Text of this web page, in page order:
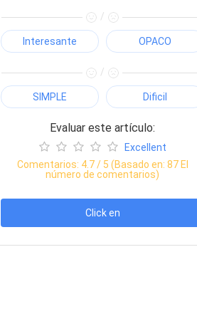
/
Interesante OPACO
/
SIMPLE Dificil
Evaluar este artículo:
Excellent
Comentarios: 4.7/ 5 (Basado en: 87El
número de comentarios)
Click en